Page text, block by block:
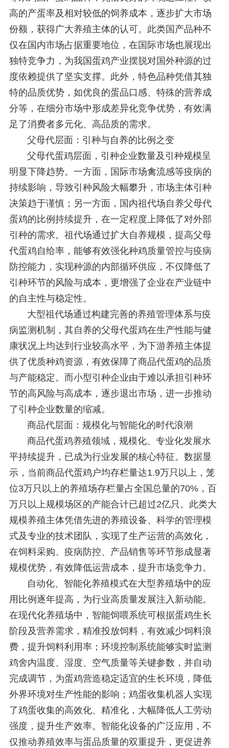
高的产蛋率及相对较低的饲养成本，逐步扩大市场
份额，获得广大养殖主体的认可。此类国产品种不
仅在国内市场占据重要地位，在国际市场也展现出
独特竞争力，为我国蛋鸡产业摆脱对国外种源的过
度依赖提供了坚实支撑。此外，特色品种凭借其独
特的品质优势，如优良的蛋品口感、特殊的营养成
分等，在细分市场中形成差异化竞争优势，有效满
足了消费者多元化、高品质的需求。
父母代层面：引种与自养的比例之变
父母代蛋鸡层面，引种企业数量及引种规模呈
明显下降趋势。一方面，国际市场禽流感等疫病的
持续影响，导致引种风险大幅攀升，市场主体引种
决策趋于谨慎；另一方面，国内祖代场自养父母代
蛋鸡的比例持续提升，在一定程度上降低了对外部
引种的需求。祖代场通过扩大自养规模，提高父母
代蛋鸡自给率，能够有效强化种鸡质量管控与疫病
防控能力，实现种源的内部循环供应，不仅降低了
引种环节的风险与成本，更增强了企业在产业链中
的自主性与稳定性。
大型祖代场通过构建完善的养殖管理体系与疫
病监测机制，其自养的父母代蛋鸡在生产性能与健
康状况上均达到行业较高水平，为下游养殖主体提
供了优质种鸡资源，有效保障了商品代蛋鸡的品质
与产能稳定。而小型引种企业由于难以承担引种环
节的高风险与高成本，逐步退出市场，进一步推动
了引种企业数量的缩减。
商品代层面：规模化与智能化的时代浪潮
商品代蛋鸡养殖领域，规模化、专业化发展水
平持续提升，已成为行业发展的核心特征。数据显
示，当前商品代蛋鸡户均存栏量达1.9万只以上，笼
位3万只以上的养殖场存栏量占全国总量的70%，百
万只以上规模场区的产能合计已超过2亿只。此类大
规模养殖主体凭借先进的养殖设备、科学的管理模
式及专业的技术团队，实现了生产运营的高效化，
在饲料采购、疫病防控、产品销售等环节形成显著
规模优势，有效降低运营成本，提升市场竞争力。
自动化、智能化养殖模式在大型养殖场中的应
用比例逐年提高，为行业高质量发展注入新动能。
在现代化养殖场中，智能饲喂系统可根据蛋鸡生长
阶段及营养需求，精准投放饲料，有效减少饲料浪
费，提升饲料利用率；环境控制系统能够实时监测
鸡舍内温度、湿度、空气质量等关键参数，并自动
完成调节，为蛋鸡营造稳定适宜的生长环境，降低
外界环境对生产性能的影响；鸡蛋收集机器人实现
了鸡蛋收集的高效化、精准化，大幅降低人工劳动
强度，提升生产效率。智能化设备的广泛应用，不
仅推动养殖效率与蛋品质量的双重提升，更促进养